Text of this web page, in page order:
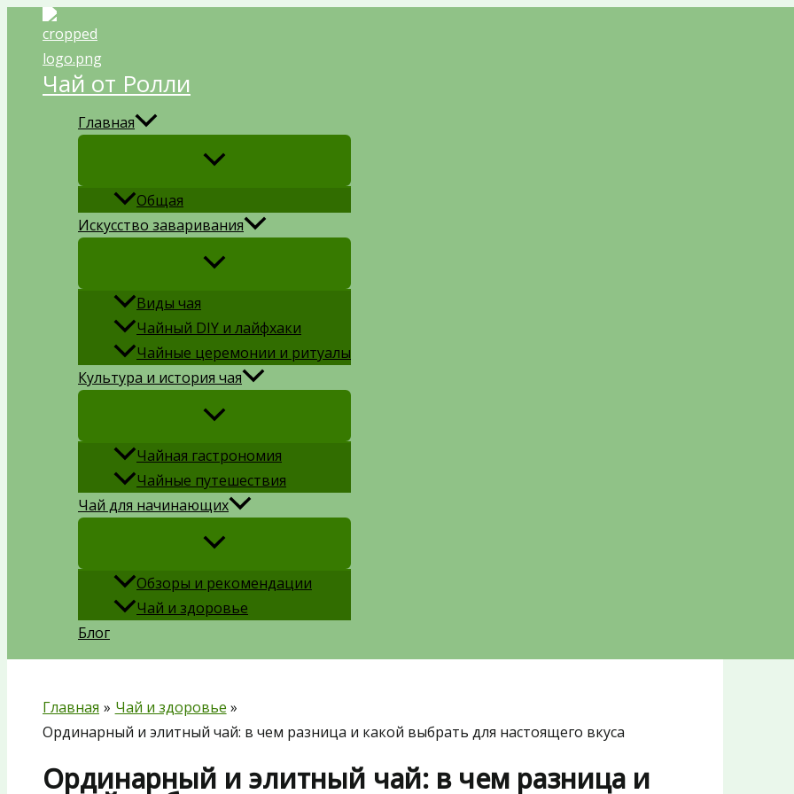
Перейти
содержимому
Чай от Ролли
Главная
Общая
Искусство заваривания
Виды чая
Чайный DIY и лайфхаки
Чайные церемонии и ритуалы
Культура и история чая
Чайная гастрономия
Чайные путешествия
Чай для начинающих
Обзоры и рекомендации
Чай и здоровье
Блог
Главная
Чай и здоровье
Ординарный и элитный чай: в чем разница и какой выбрать для настоящего вкуса
Ординарный и элитный чай: в чем разница и